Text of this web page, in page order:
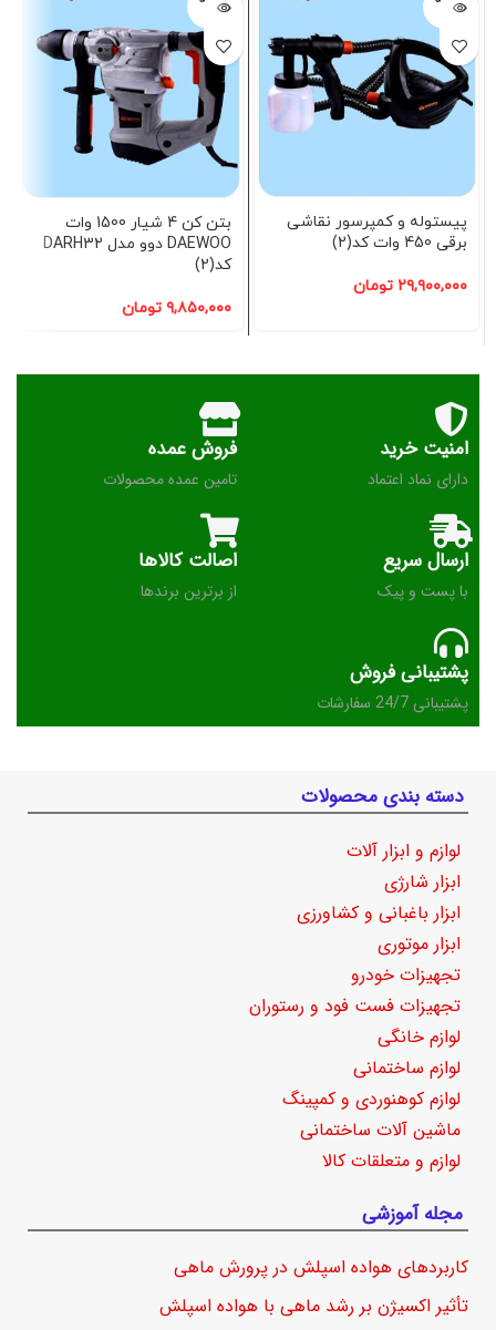
شده
پیستوله و کمپرسور نقاشی
برقی 450 وات کد(2)
۲۹,۹۰۰,۰۰۰ تومان
شده
بتن کن 4 شیار 1500 وات
DAEWOO دوو مدل DARH32
کد(2)
۹,۸۵۰,۰۰۰ تومان
امنیت خرید
دارای نماد اعتماد
فروش عمده
تامین عمده محصولات
ارسال سریع
با پست و پیک
اصالت کالاها
از برترین برندها
پشتیبانی فروش
پشتیبانی 24/7 سفارشات
دسته بندی محصولات
لوازم و ابزار آلات
ابزار شارژی
ابزار باغبانی و کشاورزی
ابزار موتوری
تجهیزات خودرو
تجهیزات فست فود و رستوران
لوازم خانگی
لوازم ساختمانی
لوازم کوهنوردی و کمپینگ
ماشین آلات ساختمانی
لوازم و متعلقات کالا
مجله آموزشی
کاربردهای هواده اسپلش در پرورش ماهی
تأثیر اکسیژن بر رشد ماهی با هواده اسپلش